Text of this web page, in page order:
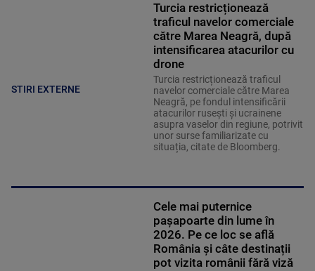
STIRI EXTERNE
Turcia restricționează
traficul navelor comerciale
către Marea Neagră, după
intensificarea atacurilor cu
drone
Turcia restricționează traficul
navelor comerciale către Marea
Neagră, pe fondul intensificării
atacurilor rusești și ucrainene
asupra vaselor din regiune, potrivit
unor surse familiarizate cu
situația, citate de Bloomberg.
Cele mai puternice
pașapoarte din lume în
2026. Pe ce loc se află
România și câte destinații
pot vizita românii fără viză